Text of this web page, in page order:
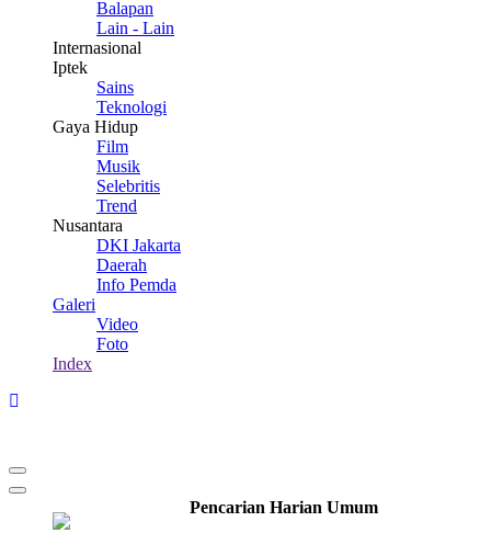
Balapan
Lain - Lain
Internasional
Iptek
Sains
Teknologi
Gaya Hidup
Film
Musik
Selebritis
Trend
Nusantara
DKI Jakarta
Daerah
Info Pemda
Galeri
Video
Foto
Index
Pencarian Harian Umum